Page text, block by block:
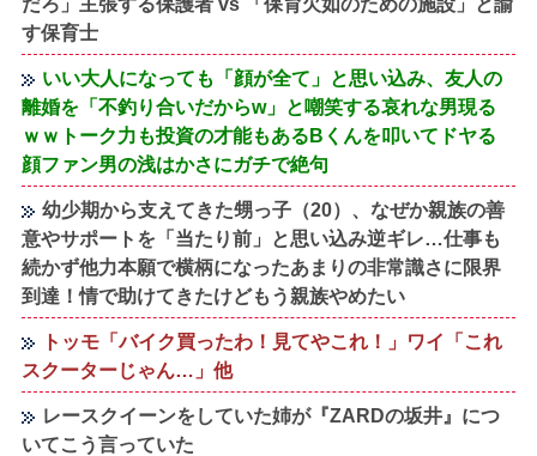
す保育士
いい大人になっても「顔が全て」と思い込み、友人の
離婚を「不釣り合いだからw」と嘲笑する哀れな男現る
ｗｗトーク力も投資の才能もあるBくんを叩いてドヤる
顔ファン男の浅はかさにガチで絶句
幼少期から支えてきた甥っ子（20）、なぜか親族の善
意やサポートを「当たり前」と思い込み逆ギレ…仕事も
続かず他力本願で横柄になったあまりの非常識さに限界
到達！情で助けてきたけどもう親族やめたい
トッモ「バイク買ったわ！見てやこれ！」ワイ「これ
スクーターじゃん…」他
レースクイーンをしていた姉が『ZARDの坂井』につ
いてこう言っていた